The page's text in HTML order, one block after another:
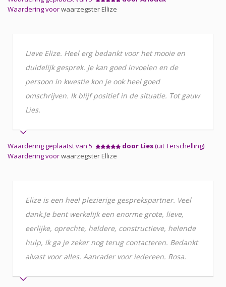
Waardering voorwaarzegster Ellize
Lieve Elize. Heel erg bedankt voor het mooie en
duidelijk gesprek. Je kan goed invoelen en de
persoon in kwestie kon je ook heel goed
omschrijven. Ik blijf positief in de situatie. Tot gauw
Lies.
Waardering geplaatst van 5 door Lies(uit Terschelling)
Waardering voorwaarzegster Ellize
Elize is een heel plezierige gesprekspartner. Veel
dank.Je bent werkelijk een enorme grote, lieve,
eerlijke, oprechte, heldere, constructieve, helende
hulp, ik ga je zeker nog terug contacteren. Bedankt
alvast voor alles. Aanrader voor iedereen. Rosa.